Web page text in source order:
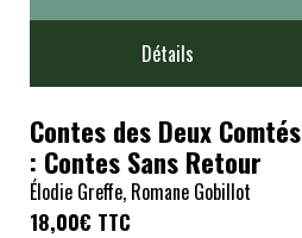
Détails
Contes des Deux Comtés
: Contes Sans Retour
Élodie Greffe, Romane Gobillot
18,00€ TTC